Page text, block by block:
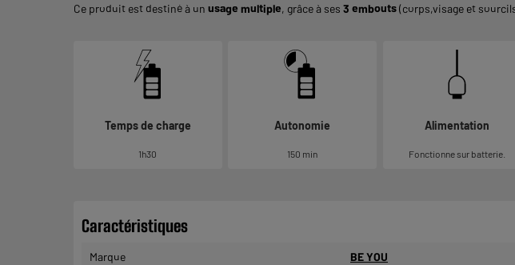
Ce produit est destiné à un usage multiple, grâce à ses 3 embouts(corps,visage et
Temps de charge
1h30
Autonomie
150 min
Alimentation
Fonctionne sur batterie.
Caractéristiques
Marque BE YOU